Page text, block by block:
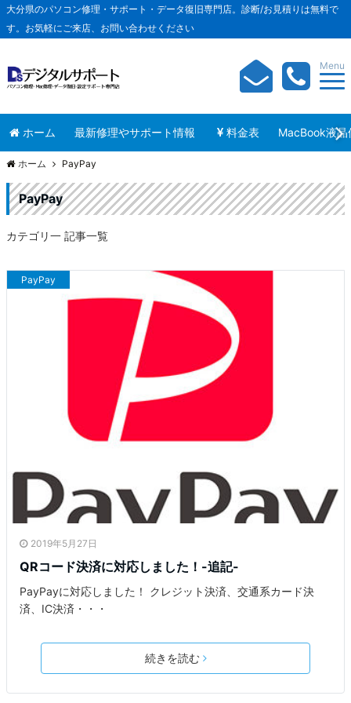
大分県のパソコン修理・サポート・データ復旧専門店。診断/お見積りは無料で
す。お気軽にご来店、お問い合わせください
Menu
ホーム 最新修理やサポート情報 料金表 MacBook液晶
ホーム PayPay
PayPay
カテゴリ一 記事一覧
PayPay
2019年5月27日
QRコード決済に対応しました！-追記-
PayPayに対応しました！ クレジット決済、交通系カード決
済、IC決済・・・
続きを読む